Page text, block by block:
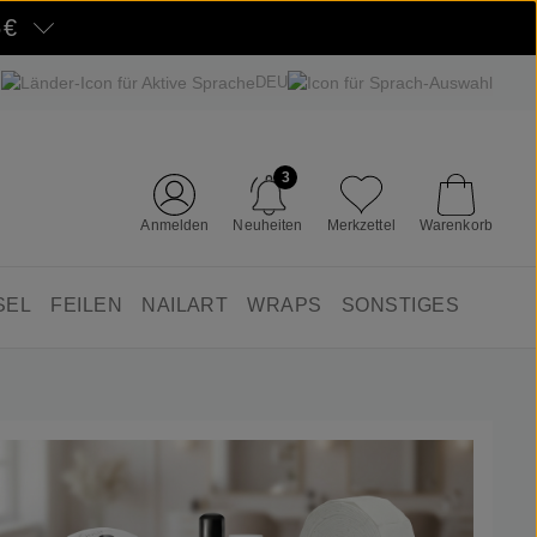
DEU
Anmelden Neuheiten
3
Merkzettel Warenkorb
FEILEN NAILART WRAPS SONSTIGES